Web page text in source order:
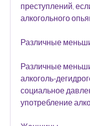
преступлений,
алкогольного
Различные
Различные
алкоголь-
социальное
употребление